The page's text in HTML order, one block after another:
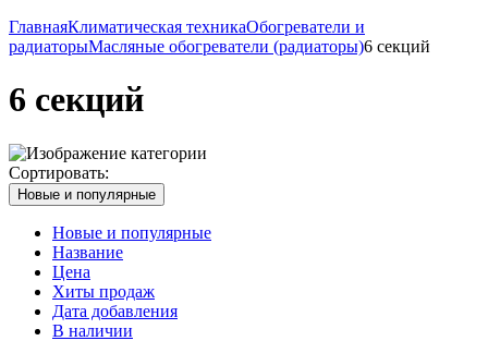
ГлавнаяКлиматическая техникаОбогреватели и
радиаторыМасляные обогреватели (радиаторы)6 секций
6 секций
Сортировать:
Новые и популярные
Новые и популярные
Название
Цена
Хиты продаж
Дата добавления
В наличии